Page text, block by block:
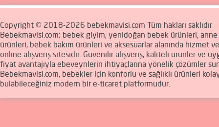
Copyright © 2018-2026 bebekmavisi.com Tüm hakları saklıdır
Bebekmavisi.com; bebek giyim, yenidoğan bebek ürünleri,
ürünleri, bebek bakım ürünleri ve aksesuarlar alanında hizmet
online alışveriş sitesidir. Güvenilir alışveriş, kaliteli ürünler ve
fiyat avantajıyla ebeveynlerin ihtiyaçlarına yönelik çözümler
Bebekmavisi.com, bebekler için konforlu ve sağlıklı ürünleri
bulabileceğiniz modern bir e-ticaret platformudur.